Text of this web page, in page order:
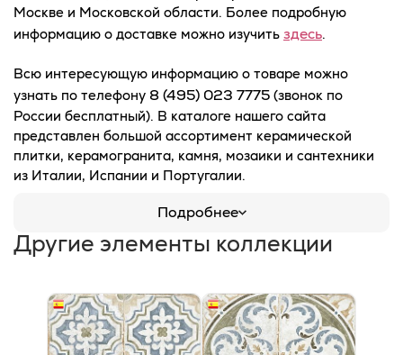
Москве и Московской области. Более подробную
информацию о доставке можно изучить здесь.
Всю интересующую информацию о товаре можно
узнать по телефону 8 (495) 023 7775 (звонок по
России бесплатный). В каталоге нашего сайта
представлен большой ассортимент керамической
плитки, керамогранита, камня, мозаики и сантехники
из Италии, Испании и Португалии.
Подробнее
Другие элементы коллекции